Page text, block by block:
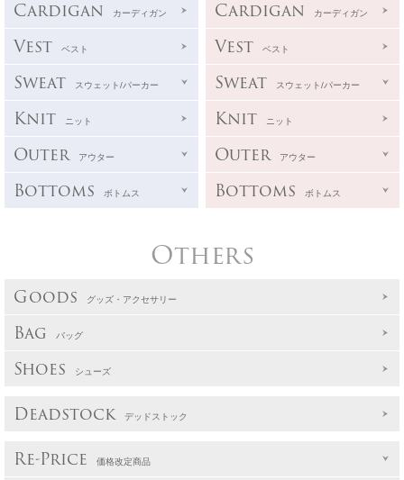
Cardigan カーディガン
Vest ベスト
Sweat スウェット/パーカー
Knit ニット
Outer アウター
Bottoms ボトムス
Cardigan カーディガン
Vest ベスト
Sweat スウェット/パーカー
Knit ニット
Outer アウター
Bottoms ボトムス
Others
Goods グッズ・アクセサリー
Bag バッグ
Shoes シューズ
Deadstock デッドストック
Re-Price 価格改定商品